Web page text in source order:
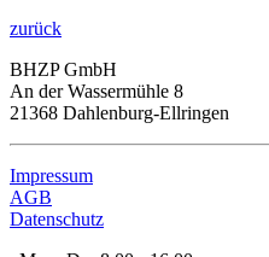
zurück
BHZP GmbH
An der Wassermühle 8
21368 Dahlenburg-Ellringen
Impressum
AGB
Datenschutz